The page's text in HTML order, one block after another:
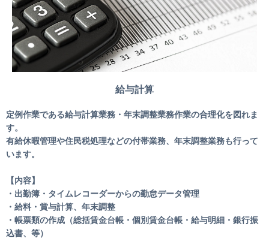
給与計算
定例作業である給与計算業務・年末調整業務作業の合理化を図れま
す。
有給休暇管理や住民税処理などの付帯業務、年末調整業務も行って
います。
【内容】
・出勤簿・タイムレコーダーからの勤怠データ管理
・給料・賞与計算、年末調整
・帳票類の作成（総括賃金台帳・個別賃金台帳・給与明細・銀行振
込書、等）